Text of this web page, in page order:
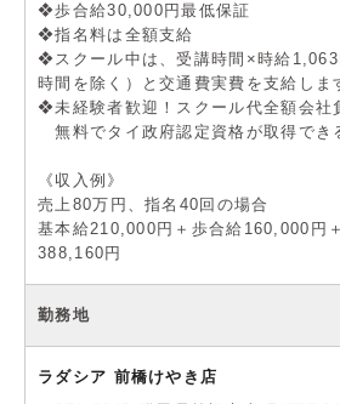
❖歩合給30,000円最低保証
❖指名料は全額支給
❖スクール中は、受講時間×時給1,063
時間を除く）と交通費実費を支給しま
❖未経験者歓迎！スクール代全額会社
無料でタイ政府認定資格が取得でき
《収入例》
売上80万円、指名40回の場合
基本給210,000円＋歩合給160,000円
388,160円
勤務地
ラダシア 前橋けやき店